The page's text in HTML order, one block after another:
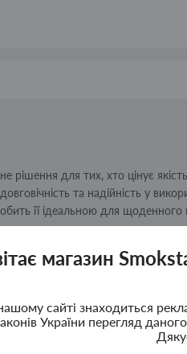
магазин
сайті знаходиться
України перегляд
для тих, хто цінує
та надійність у
її ідеальною для щоденного
що стане незамінним